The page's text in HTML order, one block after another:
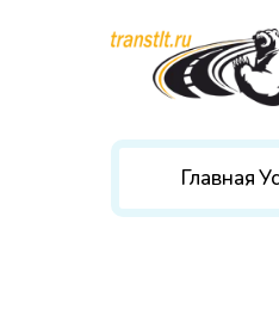
Главная